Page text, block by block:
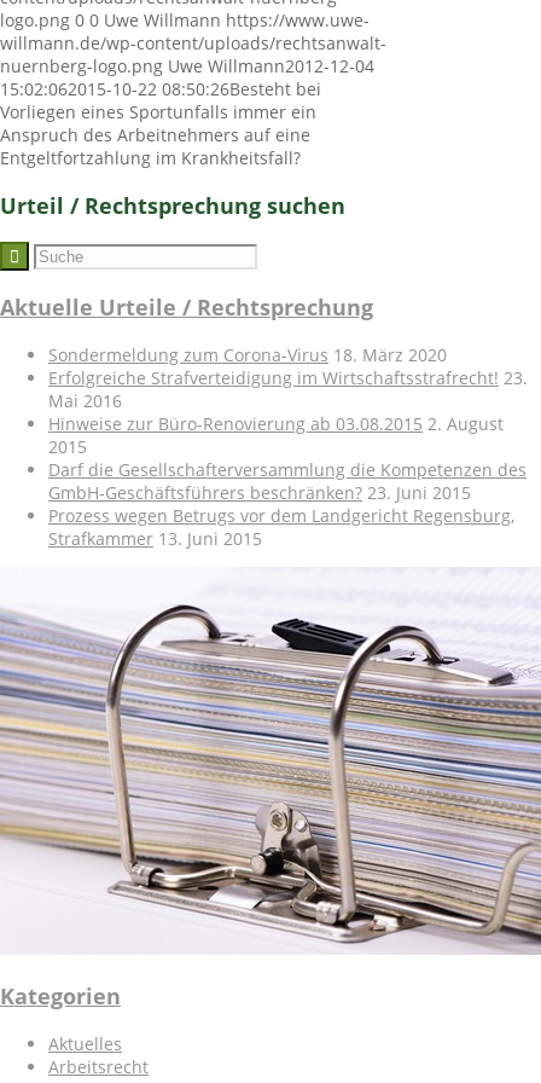
logo.png 0 0 Uwe Willmann https://www.uwe-
willmann.de/wp-content/uploads/rechtsanwalt-
nuernberg-logo.png Uwe Willmann2012-12-04
15:02:062015-10-22 08:50:26Besteht bei
Vorliegen eines Sportunfalls immer ein
Anspruch des Arbeitnehmers auf eine
Entgeltfortzahlung im Krankheitsfall?
Urteil / Rechtsprechung suchen
Aktuelle Urteile / Rechtsprechung
Sondermeldung zum Corona-Virus 18. März 2020
Erfolgreiche Strafverteidigung im Wirtschaftsstrafrecht! 23.
Mai 2016
Hinweise zur Büro-Renovierung ab 03.08.2015 2. August
2015
Darf die Gesellschafterversammlung die Kompetenzen des
GmbH-Geschäftsführers beschränken? 23. Juni 2015
Prozess wegen Betrugs vor dem Landgericht Regensburg,
Strafkammer 13. Juni 2015
Kategorien
Aktuelles
Arbeitsrecht